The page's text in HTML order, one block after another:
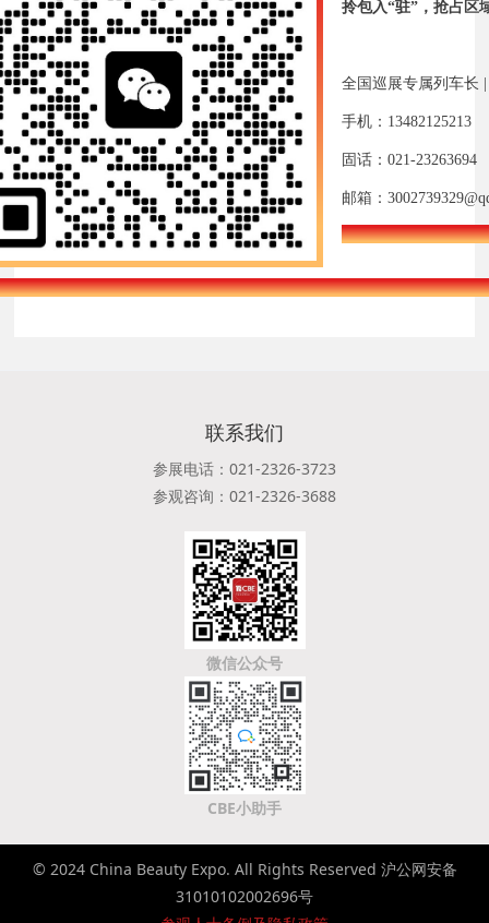
拎包入“驻”，抢占区
全国巡展专属列车长
手机：13482125213
固话：021-23263694
邮箱：
联系我们
参展电话：021-2326-3723
参观咨询：021-2326-3688
微信公众号
CBE小助手
© 2024 China Beauty Expo. All Rights Reserved 沪公网安备
31010102002696号